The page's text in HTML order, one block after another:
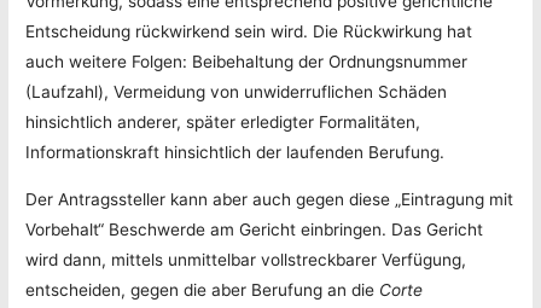
Entscheidung rückwirkend sein wird. Die Rückwirkung hat
auch weitere Folgen: Beibehaltung der Ordnungsnummer
(Laufzahl), Vermeidung von unwiderruflichen Schäden
hinsichtlich anderer, später erledigter Formalitäten,
Informationskraft hinsichtlich der laufenden Berufung.
Der Antragssteller kann aber auch gegen diese „Eintragung mit
Vorbehalt“ Beschwerde am Gericht einbringen. Das Gericht
wird dann, mittels unmittelbar vollstreckbarer Verfügung,
entscheiden, gegen die aber Berufung an die Corte